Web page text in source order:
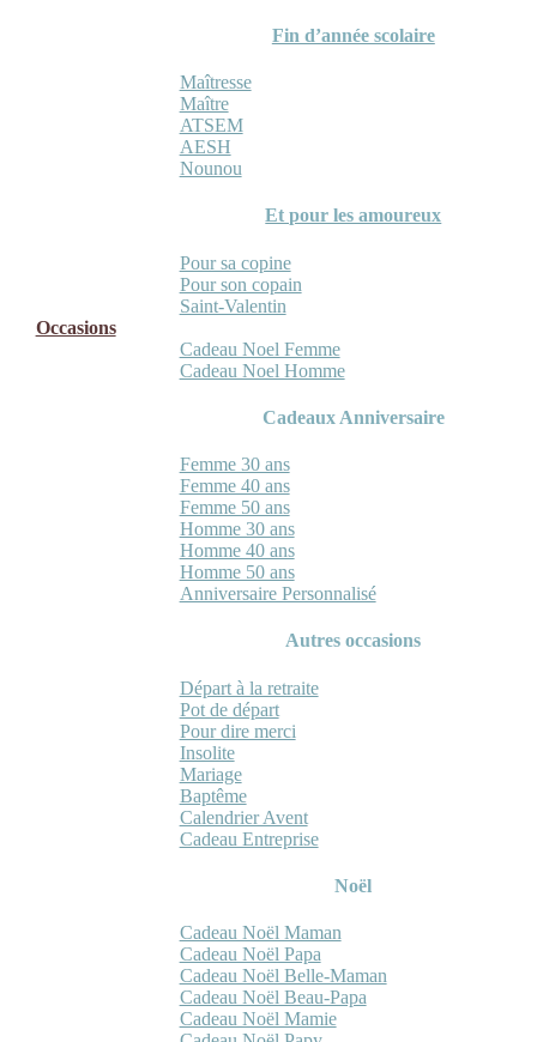
Fin d’année scolaire
Maîtresse
Maître
ATSEM
AESH
Nounou
Et pour les amoureux
Pour sa copine
Pour son copain
Saint-Valentin
Occasions
Cadeau Noel Femme
Cadeau Noel Homme
Cadeaux Anniversaire
Femme 30 ans
Femme 40 ans
Femme 50 ans
Homme 30 ans
Homme 40 ans
Homme 50 ans
Anniversaire Personnalisé
Autres occasions
Départ à la retraite
Pot de départ
Pour dire merci
Insolite
Mariage
Baptême
Calendrier Avent
Cadeau Entreprise
Noël
Cadeau Noël Maman
Cadeau Noël Papa
Cadeau Noël Belle-Maman
Cadeau Noël Beau-Papa
Cadeau Noël Mamie